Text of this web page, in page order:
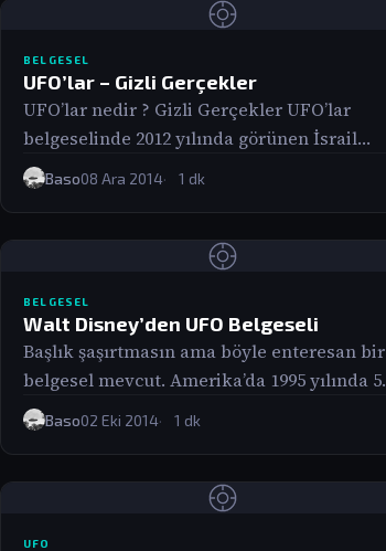
BELGESEL
UFO’lar – Gizli Gerçekler
UFO’lar nedir ? Gizli Gerçekler UFO’lar
belgeselinde 2012 yılında görünen İsrail
UFO’larından Amerika’da UFO peşinde
küçük gruplara kadar bir…
Baso08 Ara 2014 1 dk
BELGESEL
Walt Disney’den UFO Belgeseli
Başlık şaşırtmasın ama böyle enteresan bir
belgesel mevcut. Amerika’da 1995 yılında 5
eyalette gösterilen, sonra bir daha
yayınlanmayan bu 45 dakikalık belgeselde…
Baso02 Eki 2014 1 dk
UFO